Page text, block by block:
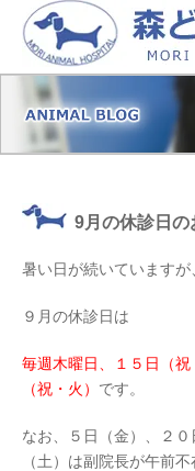
9月の休診日の
暑い日が続いていますが
９月の休診日は
毎週木曜日、１５日（
（祝・火） です。
なお、５日（金）、２
（土）は副院長が午前不